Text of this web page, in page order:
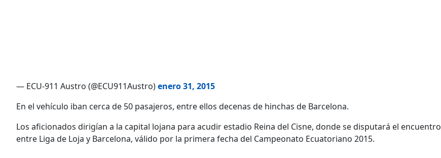
— ECU-911 Austro (@ECU911Austro)enero 31, 2015
En el vehículo iban cerca de 50 pasajeros, entre ellos decenas de hinchas de Barcelona.
Los aficionados dirigían a la capital lojana para acudir estadio Reina del Cisne, donde se disputará el encuentro
entre Liga de Loja y Barcelona, válido por la primera fecha del Campeonato Ecuatoriano 2015.